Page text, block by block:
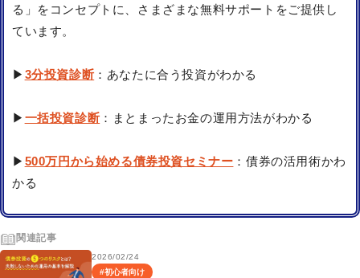
る」をコンセプトに、さまざまな無料サポートをご提供し
ています。
▶ 3分投資診断：あなたに合う投資がわかる
▶ 一括投資診断：まとまったお金の運用方法がわかる
▶ 500万円から始める債券投資セミナー ：債券の活用術かわ
かる
関連記事
2026/02/24
#初心者向け